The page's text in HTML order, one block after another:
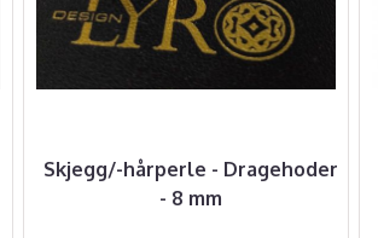
Skjegg/-hårperle - Dragehoder
- 8 mm